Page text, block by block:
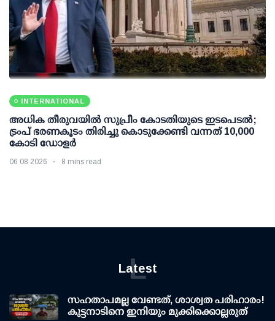
INTERNATIONAL
അധിക തീരുവയില്‍ സുപ്രീം കോടതിയുടെ ഇടപെടല്‍;
ട്രംപ് ഭരണകൂടം തിരിച്ചു കൊടുക്കേണ്ടി വന്നത് 10,000
കോടി ഡോളര്‍
06 08 2026 8 mins read
Latest
L
സഹതാപമല്ല വേണ്ടത്, ശാശ്വത പരിഹാരം!
കുട്ടനാടിനെ ഇനിയും മുക്കിക്കൊല്ലരുത്